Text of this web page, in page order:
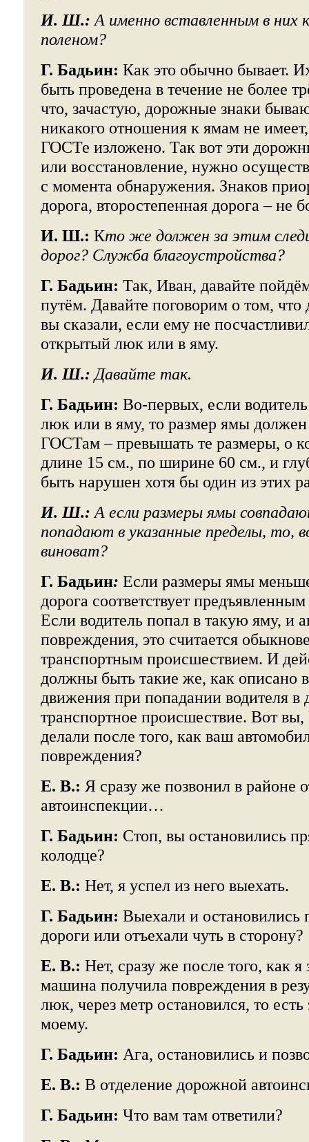
И. Ш.: А именно вставленным в них
поленом?
Г. Бадьин: Как это обычно бывает.
быть проведена в течение не более
что, зачастую, дорожные знаки
никакого отношения к ямам не
ГОСТе изложено. Так вот эти
или восстановление, нужно
с момента обнаружения. Знаков
дорога, второстепенная дорога – не
И. Ш.: Кто же должен за этим
дорог? Служба благоустройства?
Г. Бадьин: Так, Иван, давайте
путём. Давайте поговорим о том, что
вы сказали, если ему не
открытый люк или в яму.
И. Ш.: Давайте так.
Г. Бадьин: Во-первых, если
люк или в яму, то размер ямы должен
ГОСТам – превышать те размеры, о
длине 15 см., по ширине 60 см., и
быть нарушен хотя бы один из этих
И. Ш.: А если размеры ямы
попадают в указанные пределы, то,
виноват?
Г. Бадьин: Если размеры ямы
дорога соответствует
Если водитель попал в такую яму, и
повреждения, это считается
транспортным происшествием. И
должны быть такие же, как описано
движения при попадании водителя в
транспортное происшествие. Вот
делали после того, как ваш
повреждения?
Е. В.: Я сразу же позвонил в районе
автоинспекции…
Г. Бадьин: Стоп, вы остановились
колодце?
Е. В.: Нет, я успел из него выехать.
Г. Бадьин: Выехали и остановились
дороги или отъехали чуть в сторону?
Е. В.: Нет, сразу же после того, как
машина получила повреждения в
люк, через метр остановился, то
моему.
Г. Бадьин: Ага, остановились и
Е. В.: В отделение дорожной
Г. Бадьин: Что вам там ответили?